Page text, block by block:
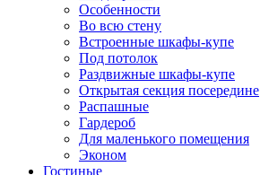
Особенности
Во всю стену
Встроенные шкафы-купе
Под потолок
Раздвижные шкафы-купе
Открытая секция посередине
Распашные
Гардероб
Для маленького помещения
Эконом
Гостиные